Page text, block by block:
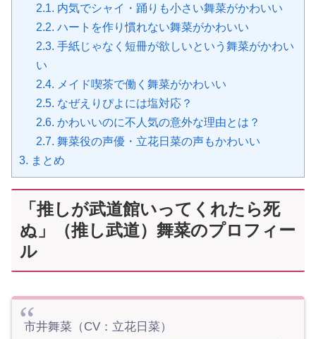
2.1. 内気でシャイ・踊りも小さい舞菜がかわいい
2.2. ハートを作り慣れない舞菜がかわいい
2.3. 手紙じゃなく短冊が欲しいという舞菜がかわい
い
2.4. メイド喫茶で働く舞菜がかわいい
2.5. なぜえりぴよには塩対応？
2.6. かわいいのに不人気の意外な理由とは？
2.7. 舞菜役の声優・立花日菜の声もかわいい
3. まとめ
「推しが武道館いってくれたら死
ぬ」（推し武道）舞菜のプロフィー
ル
市井舞菜（CV：立花日菜）